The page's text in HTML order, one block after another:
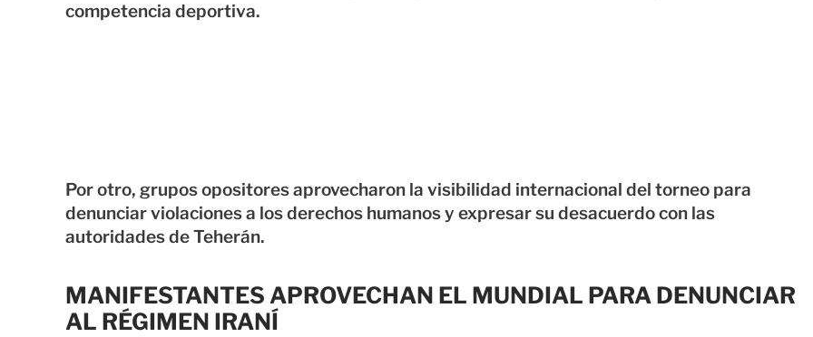
competencia deportiva.
Por otro, grupos opositores aprovecharon la visibilidad internacional del torneo para
denunciar violaciones a los derechos humanos y expresar su desacuerdo con las
autoridades de Teherán.
MANIFESTANTES APROVECHAN EL MUNDIAL PARA DENUNCIAR
AL RÉGIMEN IRANÍ